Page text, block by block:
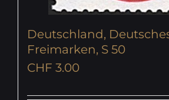
Deutschland,
Freimarken, S 50
CHF 3.00